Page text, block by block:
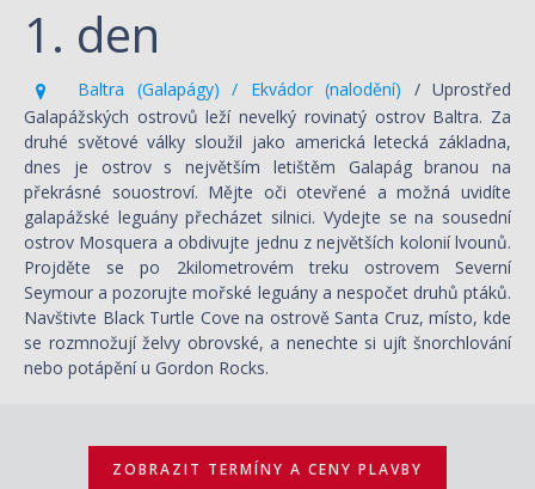
1. den
Baltra (Galapágy) / Ekvádor (nalodění) / Uprostřed
Galapážských ostrovů leží nevelký rovinatý ostrov Baltra. Za
druhé světové války sloužil jako americká letecká základna,
dnes je ostrov s největším letištěm Galapág branou na
překrásné souostroví. Mějte oči otevřené a možná uvidíte
galapážské leguány přecházet silnici. Vydejte se na sousední
ostrov Mosquera a obdivujte jednu z největších kolonií lvounů.
Projděte se po 2kilometrovém treku ostrovem Severní
Seymour a pozorujte mořské leguány a nespočet druhů ptáků.
Navštivte Black Turtle Cove na ostrově Santa Cruz, místo, kde
se rozmnožují želvy obrovské, a nenechte si ujít šnorchlování
nebo potápění u Gordon Rocks.
ZOBRAZIT TERMÍNY A CENY PLAVBY